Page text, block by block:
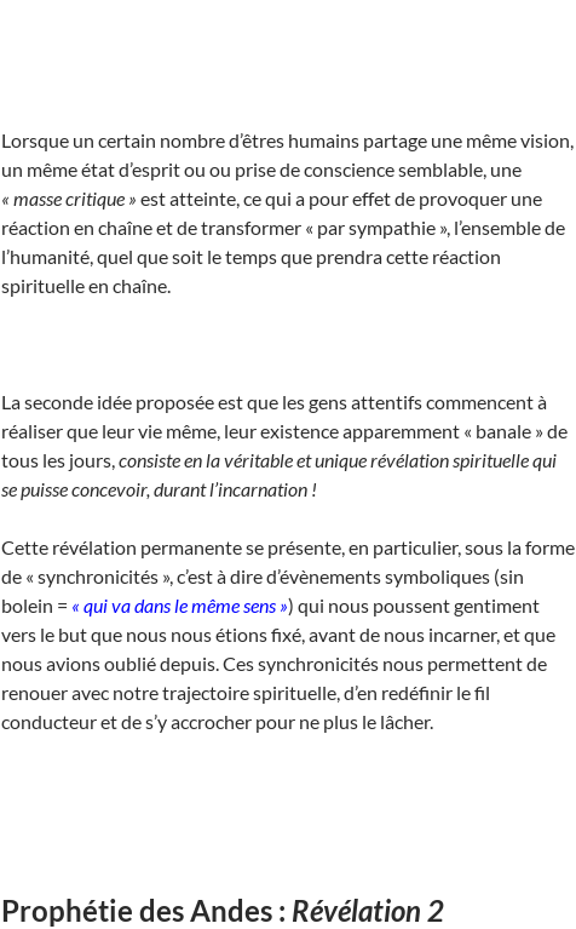
Lorsque un certain nombre d’êtres humains partage une même vision,
un même état d’esprit ou ou prise de conscience semblable, une
« masse critique » est atteinte, ce qui a pour effet de provoquer une
réaction en chaîne et de transformer « par sympathie », l’ensemble de
l’humanité, quel que soit le temps que prendra cette réaction
spirituelle en chaîne.
La seconde idée proposée est que les gens attentifs commencent à
réaliser que leur vie même, leur existence apparemment « banale » de
tous les jours,consiste en la véritable et unique révélation spirituelle qui
se puisse concevoir, durant l’incarnation !
Cette révélation permanente se présente, en particulier, sous la forme
de « synchronicités », c’est à dire d’évènements symboliques (sin
bolein = « qui va dans le même sens ») qui nous poussent gentiment
vers le but que nous nous étions fixé, avant de nous incarner, et que
nous avions oublié depuis. Ces synchronicités nous permettent de
renouer avec notre trajectoire spirituelle, d’en redéfinir le fil
conducteur et de s’y accrocher pour ne plus le lâcher.
Prophétie des Andes : Révélation 2